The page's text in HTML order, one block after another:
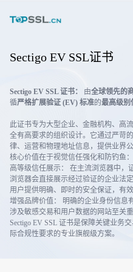
Sectigo EV SSL证书
Sectigo EV SSL 证书： 由全球领先的
循严格扩展验证 (EV) 标准的最高级别
此证书专为大型企业、金融机构、高
全有高要求的组织设计。它通过严苛
律、运营和物理地址信息，提供业界
核心价值在于视觉信任强化和防钓鱼：
高等级信任展示： 在主流浏览器中，
浏览器会直接展示经过验证的企业法
用户提供明确、即时的安全保证，有
增强品牌价值： 明确的企业身份信息
涉及敏感交易和用户数据的网站至关重
Sectigo EV SSL 证书是保障关键业务
际合规性要求的专业旗舰级方案。